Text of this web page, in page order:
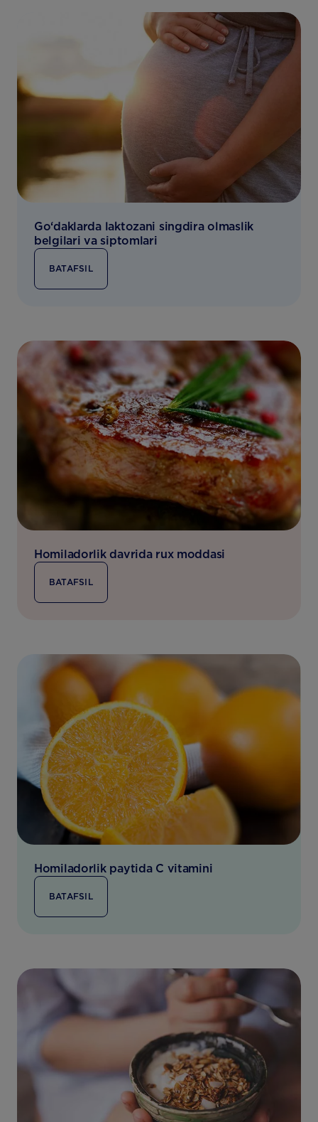
Go‘daklarda laktozani singdira olmaslik
belgilari va siptomlari
BATAFSIL
Homiladorlik davrida rux moddasi
BATAFSIL
Homiladorlik paytida C vitamini
BATAFSIL